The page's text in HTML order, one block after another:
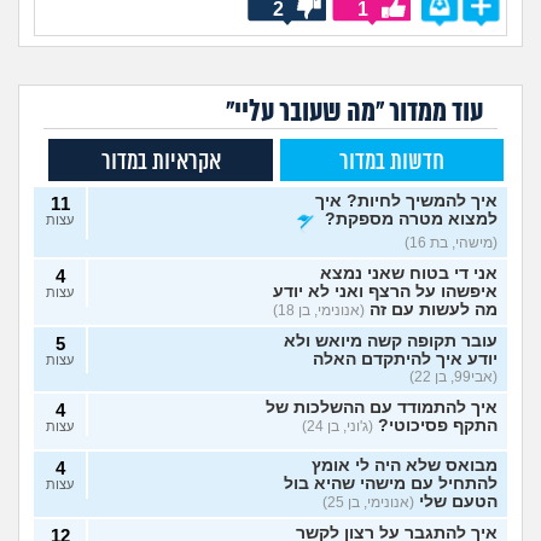
1
2
עוד ממדור "מה שעובר עליי"
חדשות במדור אקראיות במדור
איך להמשיך לחיות? איך
למצוא מטרה מספקת?
(מישהי, בת 16)
11
עצות
אני די בטוח שאני נמצא
איפשהו על הרצף ואני לא יודע
מה לעשות עם זה (אנונימי, בן 18)
4
עצות
עובר תקופה קשה מיואש ולא
יודע איך להיתקדם האלה
(אבי99, בן 22)
5
עצות
איך להתמודד עם ההשלכות של
התקף פסיכוטי? (ג'וני, בן 24)
4
עצות
מבואס שלא היה לי אומץ
להתחיל עם מישהי שהיא בול
הטעם שלי (אנונימי, בן 25)
4
עצות
איך להתגבר על רצון לקשר
12